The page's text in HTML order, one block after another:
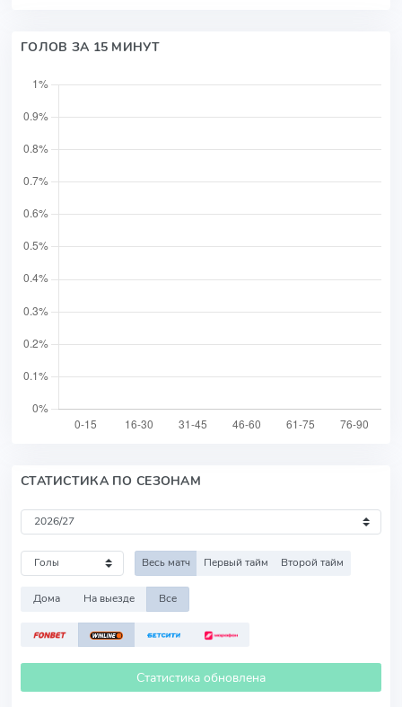
ГОЛОВ ЗА 15 МИНУТ
СТАТИСТИКА ПО СЕЗОНАМ
Весь матч Первый тайм Второй тайм
Дома На выезде Все
Статистика обновлена